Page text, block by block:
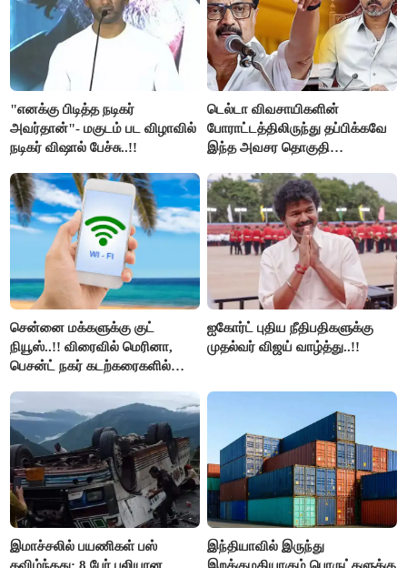
"எனக்கு பிடித்த நடிகர்
அவர்தான்"- மகுடம் பட விழாவில்
நடிகர் விஷால் பேச்சு..!!
டெல்டா விவசாயிகளின்
போராட்டத்திலிருந்து தப்பிக்கவே
இந்த அவசர தொகுதி
அரங்கேற்றுகிறார் முதலமைச்சர் -
திமுக ஐடி விங்..!!
சென்னை மக்களுக்கு குட்
நியூஸ்..!! விரைவில் மெரினா,
பெசன்ட் நகர் கடற்கரைகளில்
ஐகோர்ட் புதிய நீதிபதிகளுக்கு
முதல்வர் விஜய் வாழ்த்து..!!
இமாச்சலில் பயணிகள் பஸ்
கவிழ்ந்தது; 8 பேர் பலியான
இந்தியாவில் இருந்து
இறக்குமதியாகும் பொருட்களுக்கு